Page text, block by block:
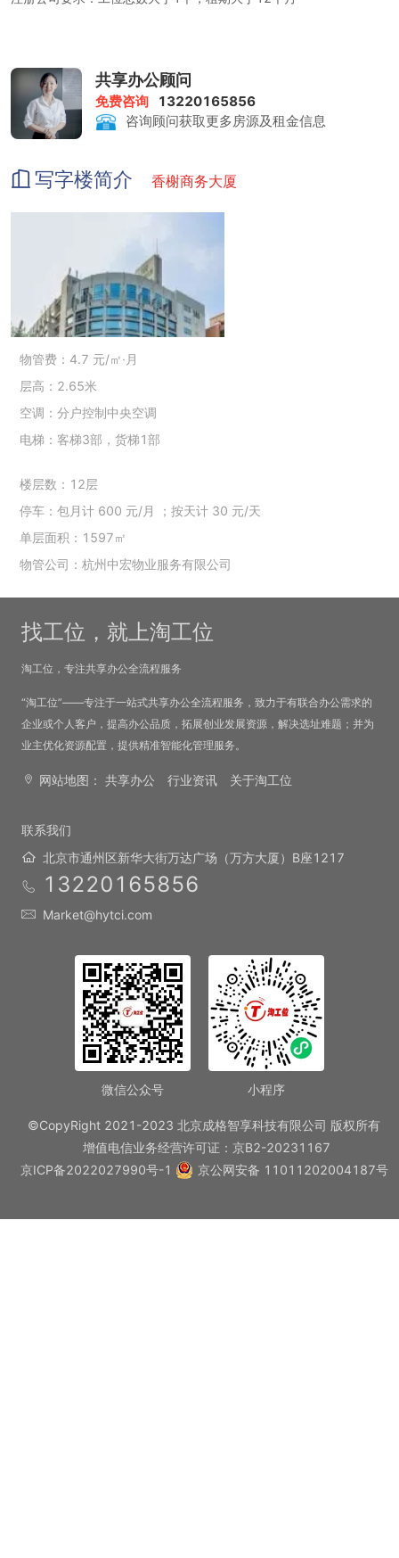
租金包含：前台服务、物管费、家具、水电、咖啡茶水、日常清洁、
网络配置、会议室共享办公顾问
免费咨询
13220165856
咨询顾问获取更多房源及租金信息
写字楼简介 香榭商务大厦
物管费：4.7 元/㎡·月
层高：2.65米
空调：分户控制中央空调
电梯：客梯3部，货梯1部
楼层数：12层
停车：包月计 600 元/月 ；按天计 30 元/天
单层面积：1597㎡
物管公司：杭州中宏物业服务有限公司
找工位，就上淘工位
淘工位，专注共享办公全流程服务
“淘工位”——专注于一站式共享办公全流程服务，致力于有联合办公需求的
企业或个人客户，提高办公品质，拓展创业发展资源，解决选址难题；并为
业主优化资源配置，提供精准智能化管理服务。
网站地图： 共享办公 行业资讯 关于淘工位
联系我们
北京市通州区新华大街万达广场（万方大厦）B座1217
13220165856
Market@hytci.com
微信公众号 小程序
©CopyRight 2021-2023 北京成格智享科技有限公司 版权所有
增值电信业务经营许可证：京B2-20231167
京ICP备2022027990号-1
京公网安备 11011202004187号